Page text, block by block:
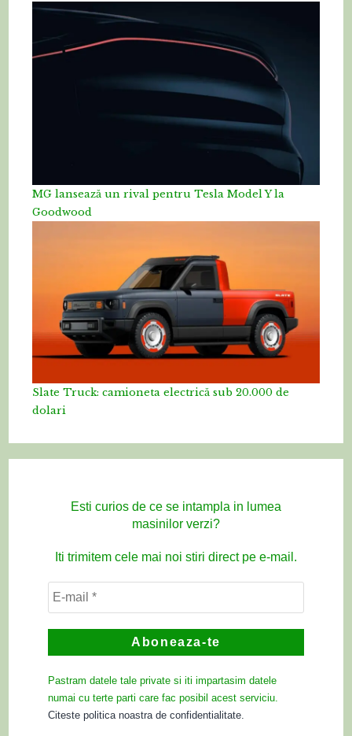
MG lansează un rival pentru Tesla Model Y la
Goodwood
Slate Truck: camioneta electrică sub 20.000 de
dolari
Esti curios de ce se intampla in lumea
masinilor verzi?
Iti trimitem cele mai noi stiri direct pe e-mail.
Pastram datele tale private si iti impartasim datele
numai cu terte parti care fac posibil acest serviciu.
Citeste politica noastra de confidentialitate.